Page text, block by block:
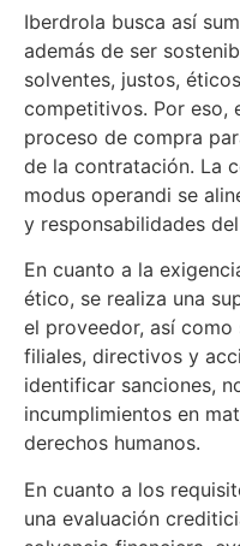
Iberdrola busca así
además de ser
solventes, justos,
competitivos. Por eso,
proceso de compra
de la contratación. La
modus operandi se
y responsabilidades
En cuanto a la
ético, se realiza una
el proveedor, así
filiales, directivos y
identificar sanciones,
incumplimientos en
derechos humanos.
En cuanto a los
una evaluación